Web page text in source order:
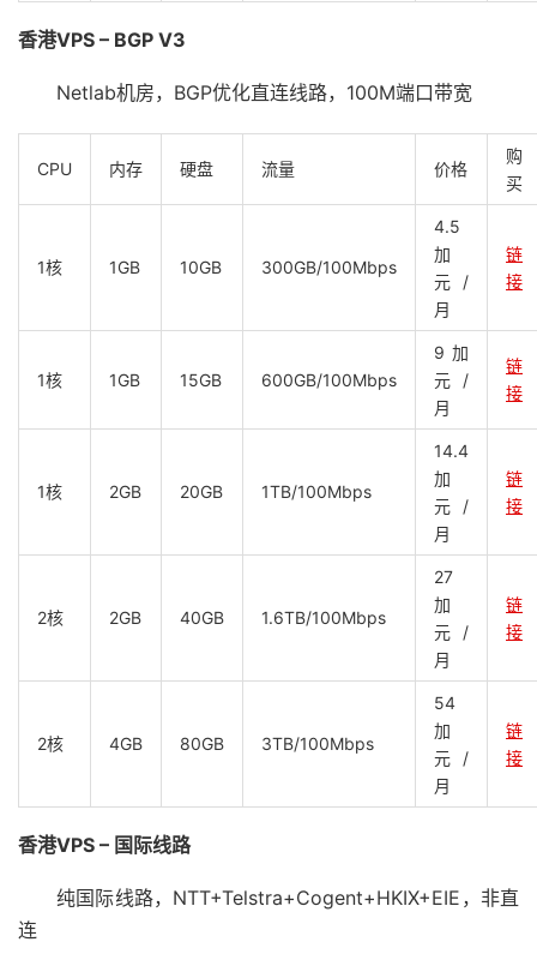
香港VPS – BGP V3
Netlab机房，BGP优化直连线路，100M端口带宽
CPU 内存 硬盘 流量 价格
购
买
1核 1GB 10GB 300GB/100Mbps
4.5
加
元/
月
链
接
1核 1GB 15GB 600GB/100Mbps
9加
元/
月
链
接
1核 2GB 20GB 1TB/100Mbps
14.4
加
元/
月
链
接
2核 2GB 40GB 1.6TB/100Mbps
27
加
元/
月
链
接
2核 4GB 80GB 3TB/100Mbps
54
加
元/
月
链
接
香港VPS – 国际线路
纯国际线路，NTT+Telstra+Cogent+HKIX+EIE，非直
连